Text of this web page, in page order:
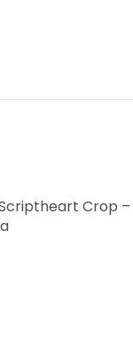
Crop –